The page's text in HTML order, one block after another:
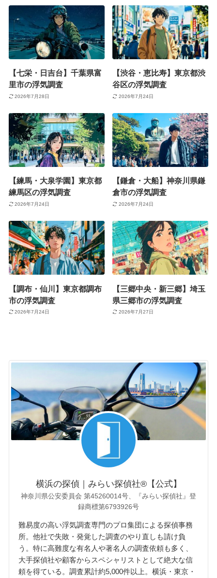
【七栄・日吉台】千葉県富
里市の浮気調査
2026年7月28日
【渋谷・恵比寿】東京都渋
谷区の浮気調査
2026年7月24日
【練馬・大泉学園】東京都
練馬区の浮気調査
2026年7月24日
【鎌倉・大船】神奈川県鎌
倉市の浮気調査
2026年7月24日
【調布・仙川】東京都調布
市の浮気調査
2026年7月24日
【三郷中央・新三郷】埼玉
県三郷市の浮気調査
2026年7月27日
横浜の探偵｜みらい探偵社®︎【公式】
神奈川県公安委員会 第45260014号、『みらい探偵社』登
録商標第6793926号
難易度の高い浮気調査専門のプロ集団による探偵事務
所。他社で失敗・発覚した調査のやり直しも請け負
う。特に高難度な有名人や著名人の調査依頼も多く、
大手探偵社や顧客からスペシャリストとして絶大な信
頼を得ている。調査累計約5,000件以上。横浜・東京・